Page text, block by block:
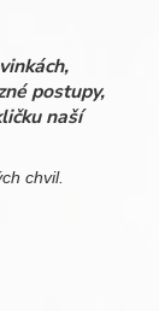
postupy,
naší
chvil.